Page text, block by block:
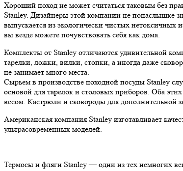
Хороший поход не может считаться таковым без
Stanley. Дизайнеры этой компании не понаслышке
выпускается из экологически чистых
вы везде можете почувствовать себя как дома.
Комплекты от Stanley отличаются удивительной
тарелки, ложки, вилки, стопки, а иногда даже
не занимает много места.
Сырьем в производстве походной посуды Stanley
основой для тарелок и столовых приборов. Оба
весом. Кастрюли и сковороды для дополнительной
Американская компания Stanley изготавливает
ультрасовременных моделей.
Термосы и фляги Stanley — одни из тех немногих